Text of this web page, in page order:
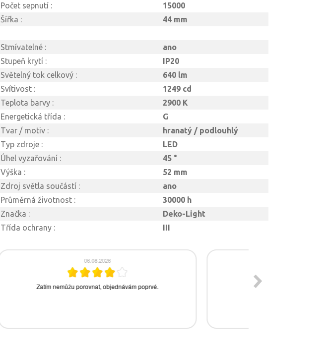
Počet sepnutí :
15000
Šířka :
44 mm
Stmívatelné :
ano
Stupeň krytí :
IP20
Světelný tok celkový :
640 lm
Svítivost :
1249 cd
Teplota barvy :
2900 K
Energetická třída :
G
Tvar / motiv :
hranatý / podlouhlý
Typ zdroje :
LED
Úhel vyzařování :
45 °
Výška :
52 mm
Zdroj světla součástí :
ano
Průměrná životnost :
30000 h
Značka :
Deko-Light
Třída ochrany :
III